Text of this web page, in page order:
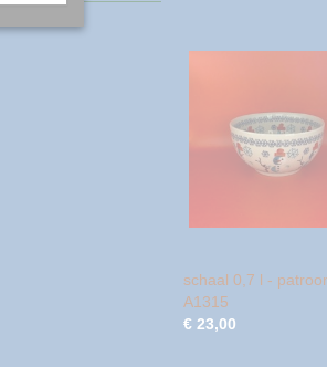
schaal 0,7 l -
A1315
€ 23,00